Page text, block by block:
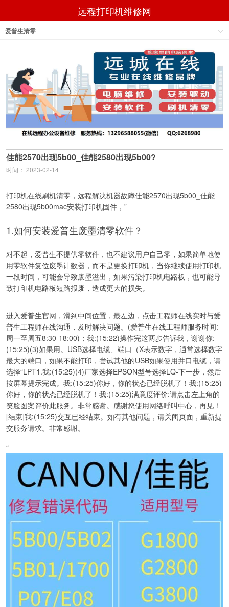
远程打印机维修网
爱普生清零
佳能2570出现5b00_佳能2580出现5b00?
时间： 2023-02-14
打印机在线刷机清零，远程解决机器故障佳能2570出现5b00_佳能
2580出现5b00mac安装打印机固件，”
1.如何安装爱普生废墨清零软件？
对不起，爱普生不提供零软件，也不建议用户自己零，如果简单地使
用零软件复位废墨计数器，而不是更换打印机，当你继续使用打印机
一段时间，可能会导致废墨溢出，如果污染打印机电路板，也可能导
致打印机电路板短路报废，造成更大的损失。
进入爱普生官网，滑到中间位置，最左边，点击工程师在线实时与爱
普生工程师在线沟通，及时解决问题。(爱普生在线工程师服务时间:
周一至周五8:30-18:00)；我:(15:22)操作完这两步告诉我，谢谢你:
(15:25)(3)如果用。USB选择电缆、端口（X表示数字，通常选择数字
最大的端口，如果不能打印，尝试其他的USB如果使用并口电缆，请
选择“LPT1.我:(15:25)(4)厂家选择EPSON型号选择LQ-下一步，然后
按屏幕提示完成。我:(15:25)你好，你的状态已经脱机了！我:(15:25)
你好，你的状态已经脱机了！我:(15:25)满意度评价:请点击左上角的
笑脸图案评价此服务。非常感谢。感谢您使用网络呼叫中心，再见！
[结束]我:(15:25)交互已经结束。如有其他问题，请关闭页面，重新提
交服务请求。非常感谢。
“